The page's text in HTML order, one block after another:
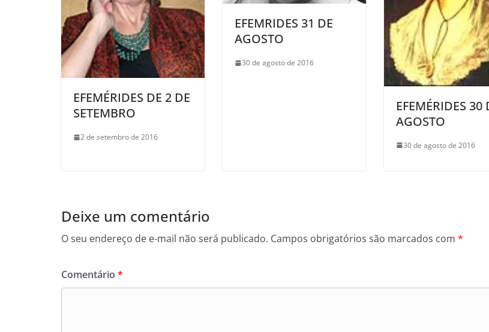
EFEMÉRIDES DE 2 DE
SETEMBRO
2 de setembro de 2016
EFEMRIDES 31 DE
AGOSTO
30 de agosto de 2016
EFEMÉRIDES 30
AGOSTO
30 de agosto de 2016
Deixe um comentário
O seu endereço de e-mail não será publicado. Campos obrigatórios são marcados com *
Comentário *